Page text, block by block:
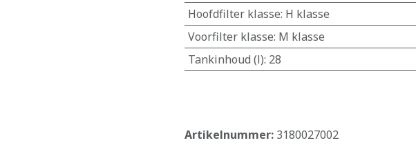
Hoofdfilter klasse: H klasse
Voorfilter klasse: M klasse
Tankinhoud (l): 28
Artikelnummer: 3180027002